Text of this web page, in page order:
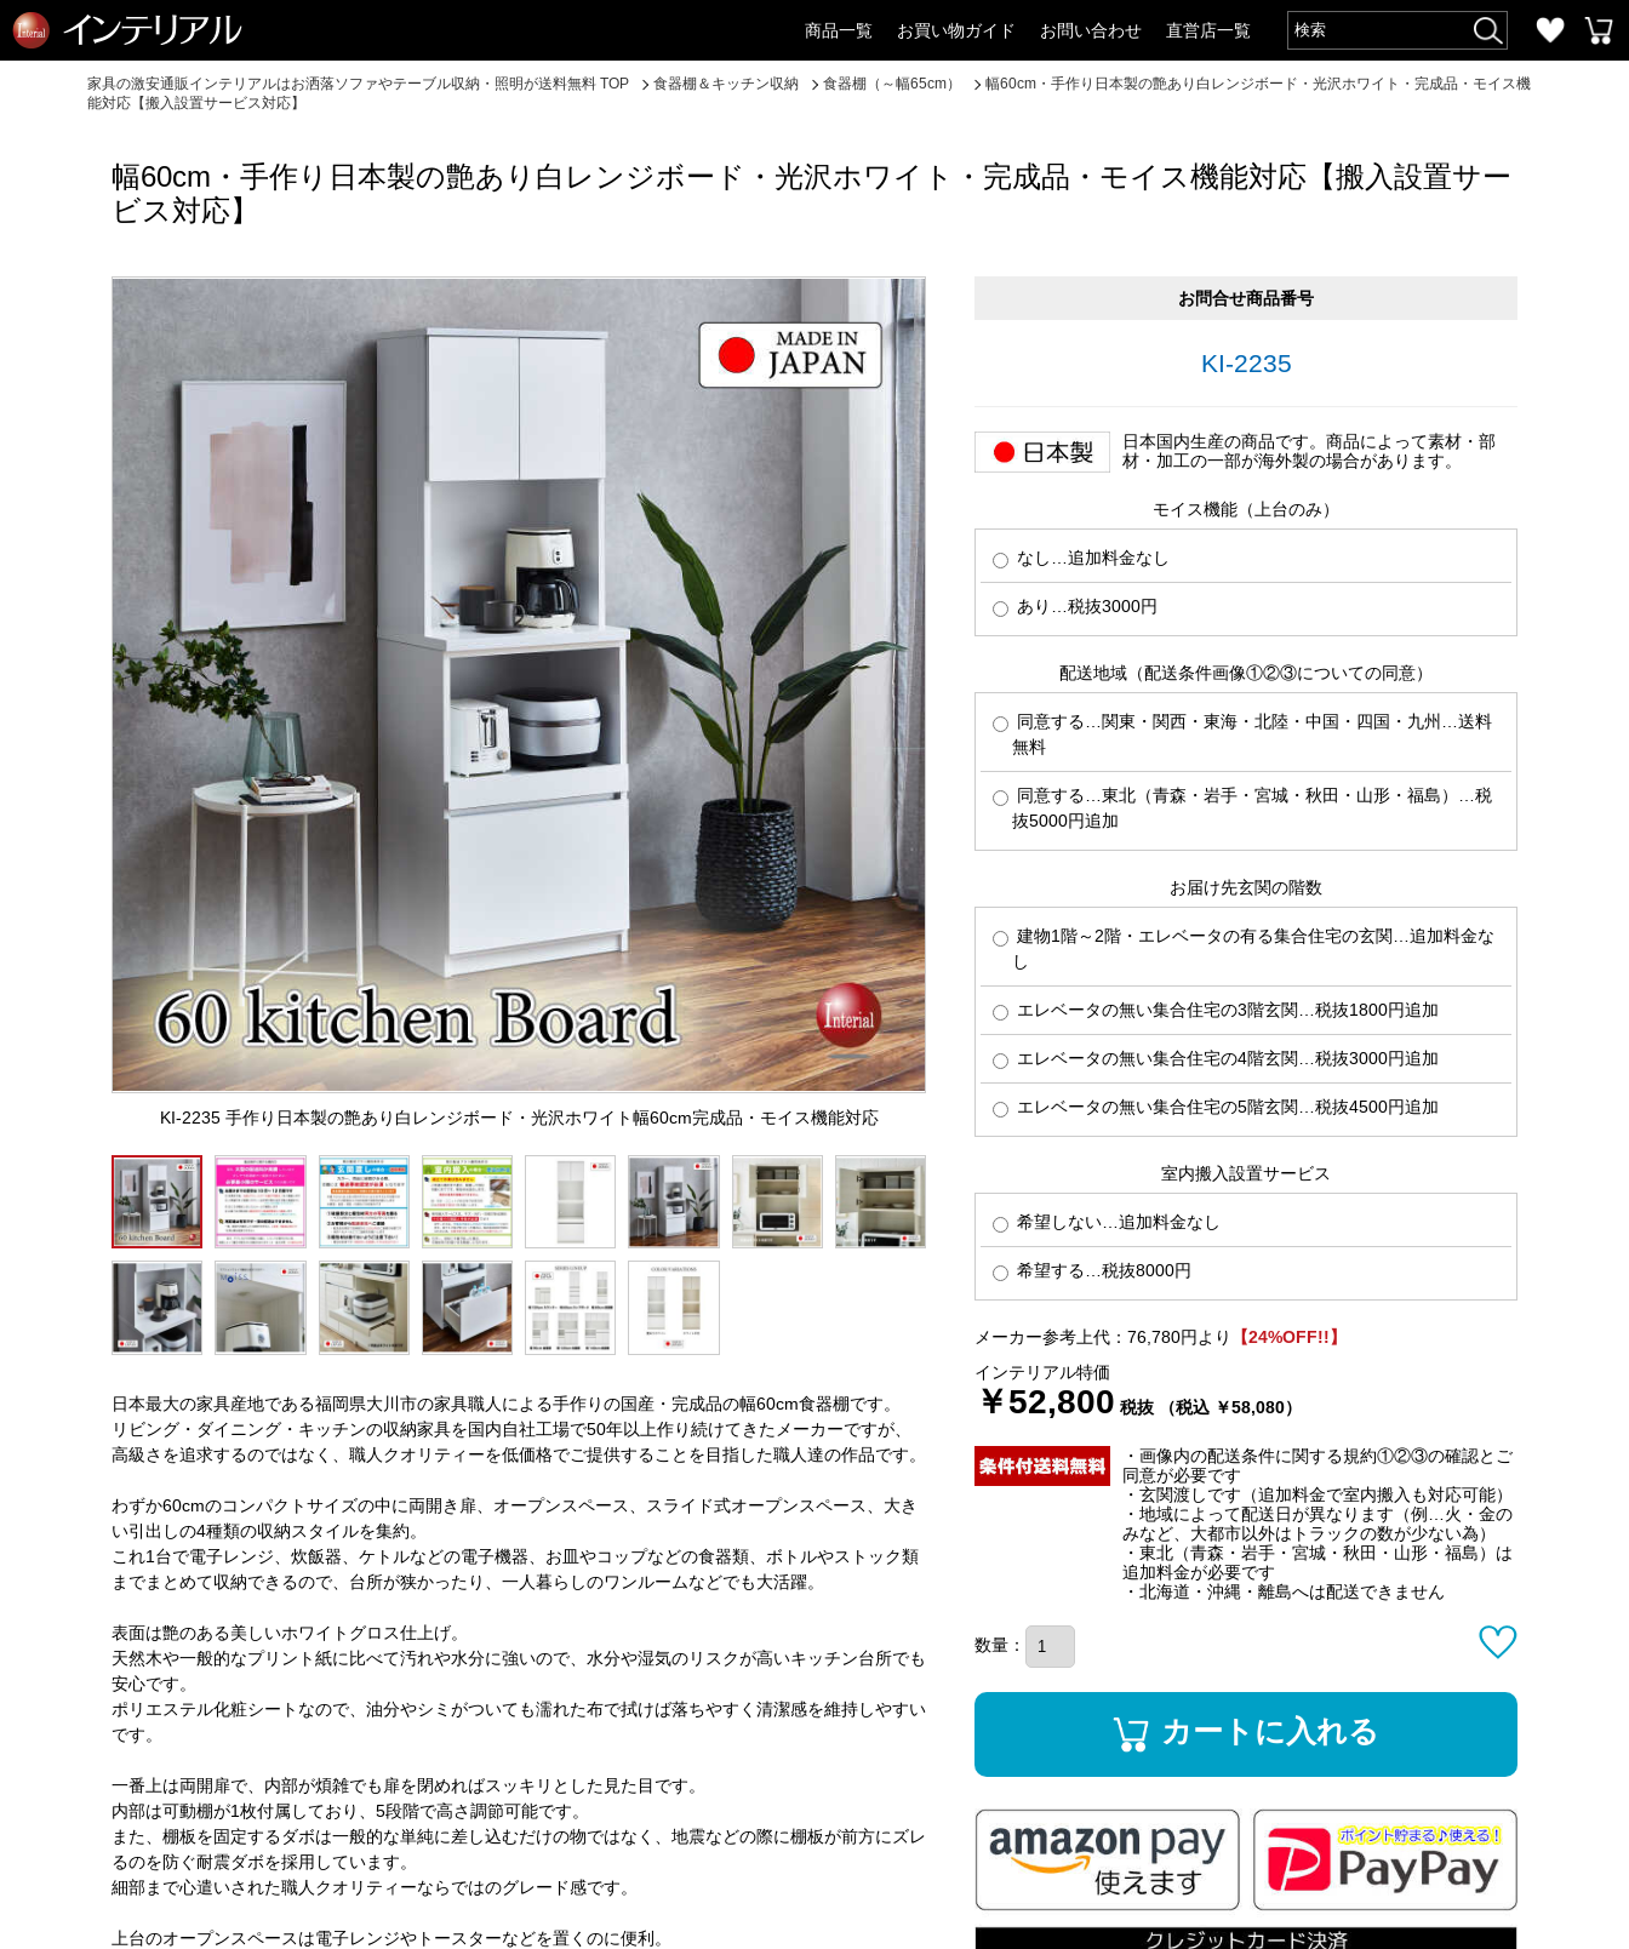
商品一覧 お買い物ガイド お問い合わせ 直営店一覧
家具の激安通販インテリアルはお洒落ソファやテーブル収納・照明が送料無料 TOP 食器棚＆キッチン収納 食器棚（～幅65cm）
幅60cm・手作り日本製の艶あり白レンジボード・光沢ホワイト・完成品・モイス機
能対応【搬入設置サービス対応】
幅60cm・手作り日本製の艶あり白レンジボード・光沢ホワイト・完成品・モイス機能対応【搬入設置サー
ビス対応】
KI-2235 手作り日本製の艶あり白レンジボード・光沢ホワイト幅60cm完成品・モイス機能対応
日本最大の家具産地である福岡県大川市の家具職人による手作りの国産・完成品の幅60cm食器棚です。
リビング・ダイニング・キッチンの収納家具を国内自社工場で50年以上作り続けてきたメーカーですが、
高級さを追求するのではなく、職人クオリティーを低価格でご提供することを目指した職人達の作品です。
わずか60cmのコンパクトサイズの中に両開き扉、オープンスペース、スライド式オープンスペース、大き
い引出しの4種類の収納スタイルを集約。
これ1台で電子レンジ、炊飯器、ケトルなどの電子機器、お皿やコップなどの食器類、ボトルやストック類
までまとめて収納できるので、台所が狭かったり、一人暮らしのワンルームなどでも大活躍。
表面は艶のある美しいホワイトグロス仕上げ。
天然木や一般的なプリント紙に比べて汚れや水分に強いので、水分や湿気のリスクが高いキッチン台所でも
安心です。
ポリエステル化粧シートなので、油分やシミがついても濡れた布で拭けば落ちやすく清潔感を維持しやすい
です。
一番上は両開扉で、内部が煩雑でも扉を閉めればスッキリとした見た目です。
内部は可動棚が1枚付属しており、5段階で高さ調節可能です。
また、棚板を固定するダボは一般的な単純に差し込むだけの物ではなく、地震などの際に棚板が前方にズレ
るのを防ぐ耐震ダボを採用しています。
細部まで心遣いされた職人クオリティーならではのグレード感です。
上台のオープンスペースは電子レンジやトースターなどを置くのに便利。
お問合せ商品番号
KI-2235
日本国内生産の商品です。商品によって素材・部
材・加工の一部が海外製の場合があります。
モイス機能（上台のみ）
なし…追加料金なし
あり…税抜3000円
配送地域（配送条件画像①②③についての同意）
同意する…関東・関西・東海・北陸・中国・四国・九州…送料
無料
同意する…東北（青森・岩手・宮城・秋田・山形・福島）…税
抜5000円追加
お届け先玄関の階数
建物1階～2階・エレベータの有る集合住宅の玄関…追加料金な
し
エレベータの無い集合住宅の3階玄関…税抜1800円追加
エレベータの無い集合住宅の4階玄関…税抜3000円追加
エレベータの無い集合住宅の5階玄関…税抜4500円追加
室内搬入設置サービス
希望しない…追加料金なし
希望する…税抜8000円
メーカー参考上代：76,780円より
【24%OFF!!】
インテリアル特価
￥52,800 税抜 （税込 ￥58,080）
・画像内の配送条件に関する規約①②③の確認とご
同意が必要です
・玄関渡しです（追加料金で室内搬入も対応可能）
・地域によって配送日が異なります（例…火・金の
みなど、大都市以外はトラックの数が少ない為）
・東北（青森・岩手・宮城・秋田・山形・福島）は
追加料金が必要です
・北海道・沖縄・離島へは配送できません
数量：
カートに入れる